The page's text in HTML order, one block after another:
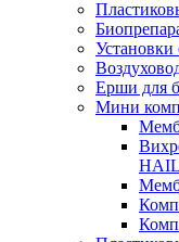
Установки
Ерши для
Мини